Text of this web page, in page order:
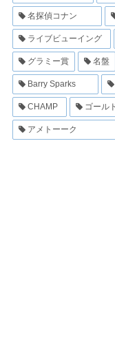
名探偵コナン
ライブビューイング
グラミー賞 名盤
Barry Sparks
CHAMP ゴール
アメトーーク